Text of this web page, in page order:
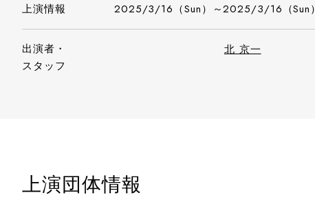
上演情報 2025/3/16（Sun）～2025/3/16（Sun）
出演者・
スタッフ
北 京一
上演団体情報